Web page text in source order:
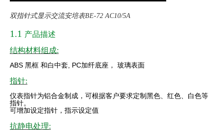
双指针式显示交流安培表BE-72 AC10/5A
1.1 产品描述
结构材料组成:
ABS 黑框 和白中套 , PC加纤底座， 玻璃表面
指针:
仪表指针为铝合金制成，可根据客户要求定制黑色、红色、白色等
指针。
可增加设定指针，指示设定值
抗静电处理: